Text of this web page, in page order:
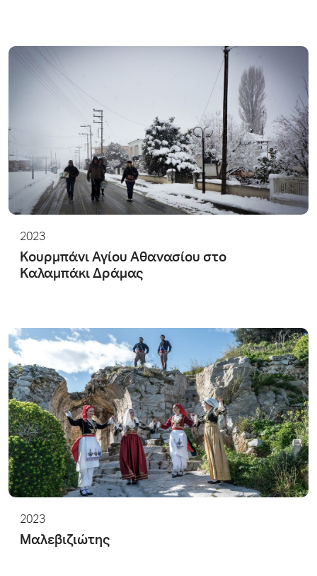
2023
Κουρμπάνι Αγίου Αθανασίου στο
Καλαμπάκι Δράμας
2023
Μαλεβιζιώτης